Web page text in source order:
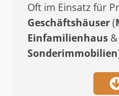
Oft im Einsatz für
Geschäftshäuser(
Einfamilienhaus &
Sonderimmobilien